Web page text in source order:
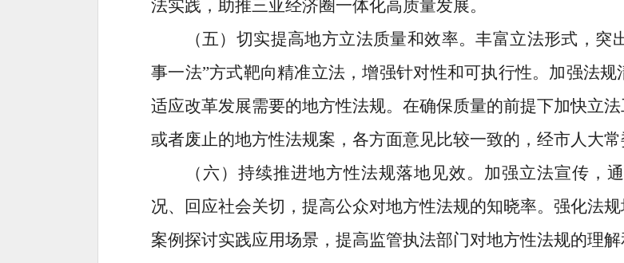
法实践， 助推三亚经济圈一体化高质量发展。
（五）切实提高地方立法质量和效率。丰富立法形式，突
事一法”方式靶向精准立法，增强针对性和可执行性。加强法
适应改革发展需要的地方性法规。在确保质量的前提下加快立
或者废止的地方性法规案，各方面意见比较一致的，经市人大常
（六） 持续推进地方性法规落地 见效。 加强立法宣传，
况、回应社会关切，提高公众对地方性法规的知晓率。 强化法规
案例探讨实践应用场景，提高监管执法部门对地方性法规的理